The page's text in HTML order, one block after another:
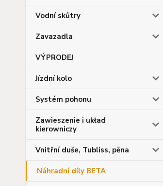
Vodní skůtry
Zavazadla
VÝPRODEJ
Jízdní kolo
Systém pohonu
Zawieszenie i układ
kierowniczy
Vnitřní duše, Tubliss, pěna
Náhradní díly BETA